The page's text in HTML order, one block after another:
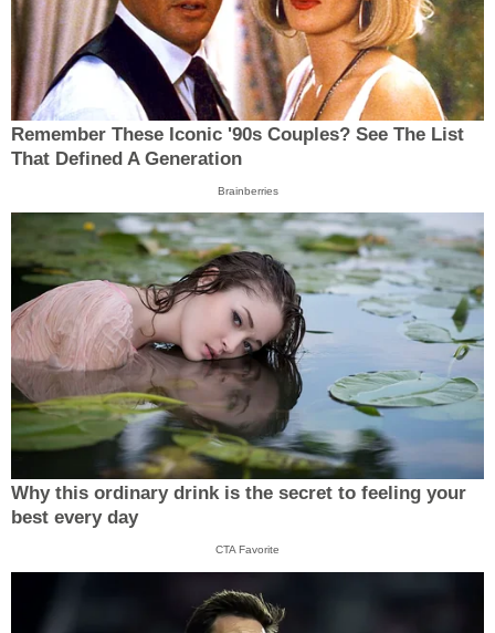
Remember These Iconic '90s Couples? See The List
That Defined A Generation
Brainberries
Why this ordinary drink is the secret to feeling your
best every day
CTA Favorite